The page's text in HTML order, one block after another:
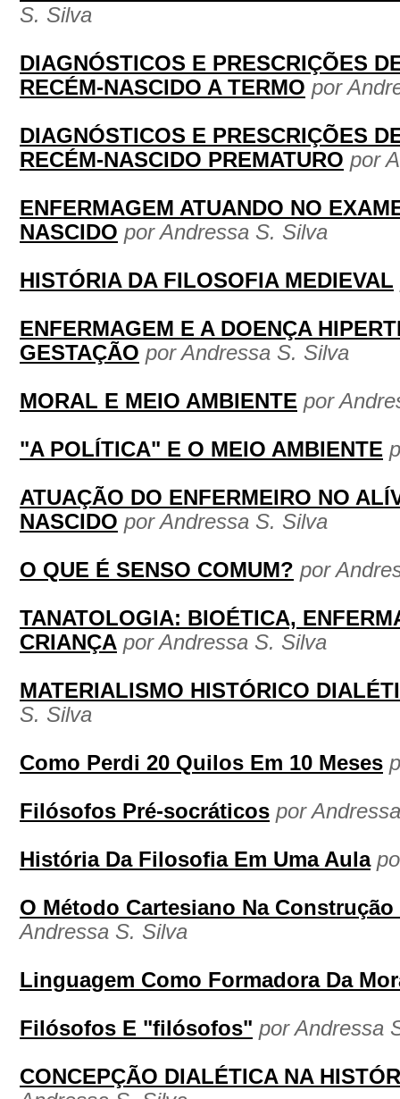
S. Silva
DIAGNÓSTICOS E PRESCRIÇÕES
RECÉM-NASCIDO A TERMO por
DIAGNÓSTICOS E PRESCRIÇÕES
RECÉM-NASCIDO PREMATURO por
ENFERMAGEM ATUANDO NO
NASCIDO por Andressa S. Silva
HISTÓRIA DA FILOSOFIA MEDIEVAL
ENFERMAGEM E A DOENÇA
GESTAÇÃO por Andressa S. Silva
MORAL E MEIO AMBIENTE por
"A POLÍTICA" E O MEIO AMBIENTE
ATUAÇÃO DO ENFERMEIRO NO
NASCIDO por Andressa S. Silva
O QUE É SENSO COMUM? por
TANATOLOGIA: BIOÉTICA,
CRIANÇA por Andressa S. Silva
MATERIALISMO HISTÓRICO
S. Silva
Como Perdi 20 Quilos Em 10 Meses
Filósofos Pré-socráticos por
História Da Filosofia Em Uma Aula
O Método Cartesiano Na
Andressa S. Silva
Linguagem Como Formadora Da
Filósofos E "filósofos" por Andressa
CONCEPÇÃO DIALÉTICA NA